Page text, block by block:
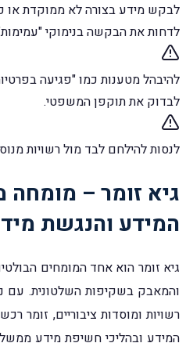
לבקש מידע בצורה לא ממוקדת או
לדחות את הבקשה בנימוקי
להיבהל מטענות כמו "פגיעה
לבדוק את תוקפן המשפטי.
לנסות להילחם לבד מול רשויות
גיא זומר – מומחה
המידע והנגשת
גיא זומר הוא אחד המומחים
והמאבק בשקיפות השלטונית. עם
רשויות ומוסדות ציבוריים, זומר
המידע ובהליכי חשיפת מידע